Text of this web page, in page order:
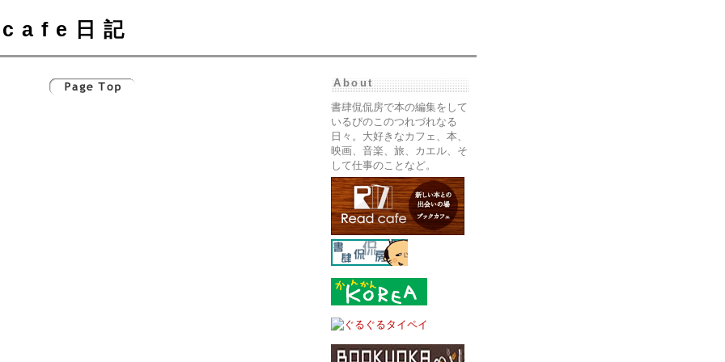
cafe日記
About
書肆侃侃房で本の編集をして
いるぴのこのつれづれなる
日々。大好きなカフェ、本、
映画、音楽、旅、カエル、そ
して仕事のことなど。